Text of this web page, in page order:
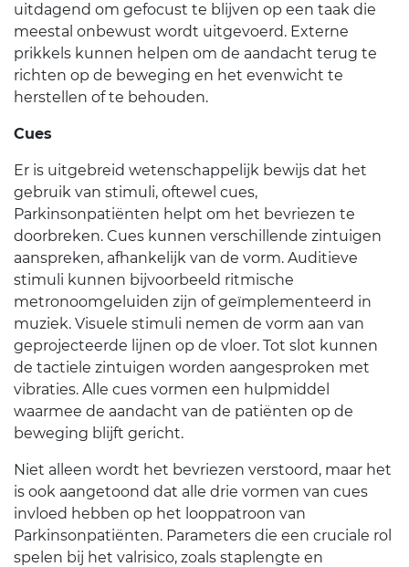
uitdagend om gefocust te blijven op een taak die
meestal onbewust wordt uitgevoerd. Externe
prikkels kunnen helpen om de aandacht terug te
richten op de beweging en het evenwicht te
herstellen of te behouden.
Cues
Er is uitgebreid wetenschappelijk bewijs dat het
gebruik van stimuli, oftewel cues,
Parkinsonpatiënten helpt om het bevriezen te
doorbreken. Cues kunnen verschillende zintuigen
aanspreken, afhankelijk van de vorm. Auditieve
stimuli kunnen bijvoorbeeld ritmische
metronoomgeluiden zijn of geïmplementeerd in
muziek. Visuele stimuli nemen de vorm aan van
geprojecteerde lijnen op de vloer. Tot slot kunnen
de tactiele zintuigen worden aangesproken met
vibraties. Alle cues vormen een hulpmiddel
waarmee de aandacht van de patiënten op de
beweging blijft gericht.
Niet alleen wordt het bevriezen verstoord, maar het
is ook aangetoond dat alle drie vormen van cues
invloed hebben op het looppatroon van
Parkinsonpatiënten. Parameters die een cruciale rol
spelen bij het valrisico, zoals staplengte en